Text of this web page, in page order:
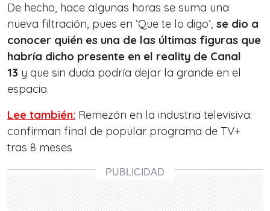
De hecho, hace algunas horas se suma una
nueva filtración, pues en ‘Que te lo digo’, se dio a
conocer quién es una de las últimas figuras que
habría dicho presente en el reality de Canal
13 y que sin duda podría dejar la grande en el
espacio.
Lee también: Remezón en la industria televisiva:
confirman final de popular programa de TV+
tras 8 meses